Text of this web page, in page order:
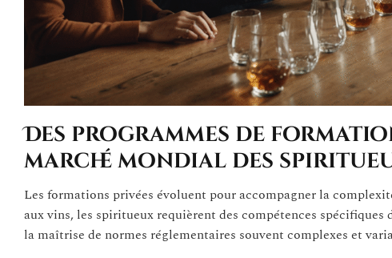
Des programmes de
marché mondial des
Les formations privées évoluent pour accompagner la
aux vins, les spiritueux requièrent des compétences
la maîtrise de normes réglementaires souvent complexes et